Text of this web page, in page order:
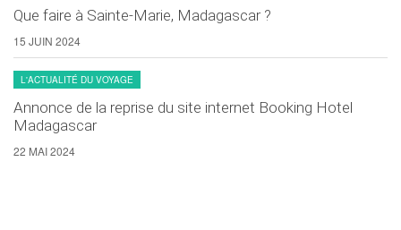
Que faire à Sainte-Marie, Madagascar ?
15 JUIN 2024
L'ACTUALITÉ DU VOYAGE
Annonce de la reprise du site internet Booking Hotel
Madagascar
22 MAI 2024